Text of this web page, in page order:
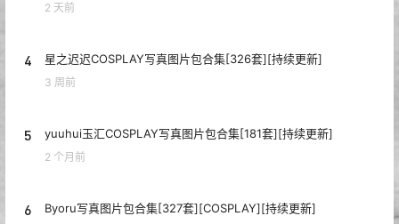
2 天前
4 星之迟迟COSPLAY写真图片包合集[326套][持续更新]
3 周前
5 yuuhui玉汇COSPLAY写真图片包合集[181套][持续更新]
2 个月前
6 Byoru写真图片包合集[327套][COSPLAY][持续更新]